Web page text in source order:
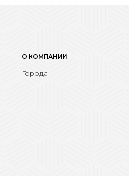
О КОМПАНИИ
Города